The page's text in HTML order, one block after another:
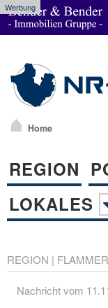
Werbung
Home
REGION
LOKALES
REGION |
Nachricht vom